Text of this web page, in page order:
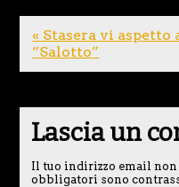
« Stasera vi aspetto
“Salotto”
Lascia un
Il tuo indirizzo email
obbligatori sono